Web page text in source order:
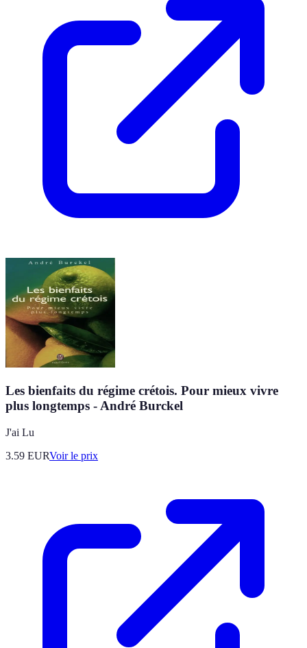
Les bienfaits du régime crétois. Pour mieux vivre
plus longtemps - André Burckel
J'ai Lu
3.59 EURVoir le prix